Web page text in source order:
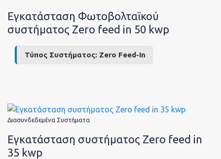
Εγκατάσταση Φωτοβολταϊκού
συστήματος Zero feed in 50 kwp
Τύπος Συστήματος: Zero Feed-In
Διασυνδεδεμένα Συστήματα
Εγκατάσταση συστήματος Zero feed in
35 kwp